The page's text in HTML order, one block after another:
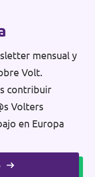
mensual y
Volt.
contribuir
Volters
en Europa